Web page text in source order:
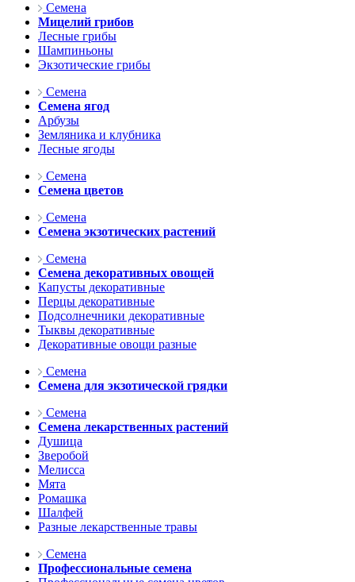
Семена
Мицелий грибов
Лесные грибы
Шампиньоны
Экзотические грибы
Семена
Семена ягод
Арбузы
Земляника и клубника
Лесные ягоды
Семена
Семена цветов
Семена
Семена экзотических растений
Семена
Семена декоративных овощей
Капусты декоративные
Перцы декоративные
Подсолнечники декоративные
Тыквы декоративные
Декоративные овощи разные
Семена
Семена для экзотической грядки
Семена
Семена лекарственных растений
Душица
Зверобой
Мелисса
Мята
Ромашка
Шалфей
Разные лекарственные травы
Семена
Профессиональные семена